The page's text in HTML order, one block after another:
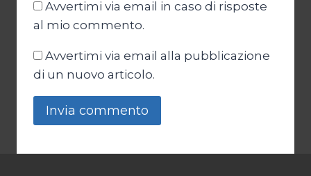
Avvertimi via email in caso di risposte
al mio commento.
Avvertimi via email alla pubblicazione
di un nuovo articolo.